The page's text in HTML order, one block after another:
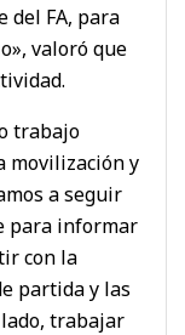
del FA, para
valoró que
trabajo
movilización y
a seguir
para informar
con la
partida y las
trabajar